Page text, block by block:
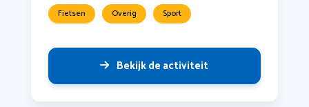
Fietsen Overig Sport
Bekijk de activiteit